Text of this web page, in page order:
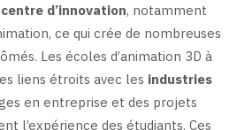
centre d’innovation, notamment
ce qui crée de nombreuses
Les écoles d’animation 3D à
liens étroits avec les industries
en entreprise et des projets
l’expérience des étudiants. Ces